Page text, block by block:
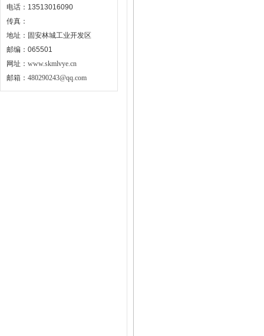
电话：13513016090
传真：
地址：固安林城工业开发区
邮编：065501
网址： www.skmlvye.cn
邮箱： 480290243@qq.com